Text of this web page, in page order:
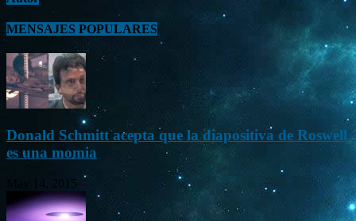
MENSAJES POPULARES
Donald Schmitt acepta que la diapositiva de Roswell
es una momia
May 14, 2015